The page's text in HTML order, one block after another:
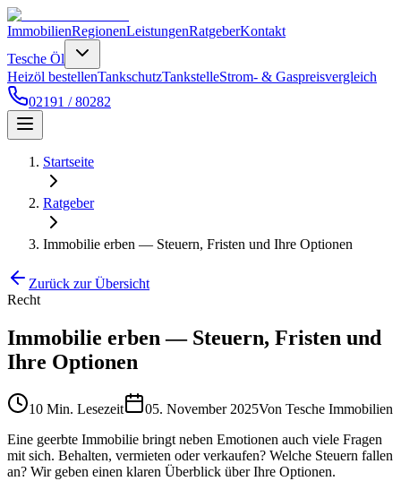
ImmobilienRegionenLeistungenRatgeberKontakt
Tesche Öl
Heizöl bestellenTankschutzTankstelleStrom- & Gaspreisvergleich
02191 / 80282
Startseite
Ratgeber
Immobilie erben — Steuern, Fristen und Ihre Optionen
Zurück zur Übersicht
Recht
Immobilie erben — Steuern, Fristen und
Ihre Optionen
10 Min. Lesezeit 05. November 2025Von Tesche Immobilien
Eine geerbte Immobilie bringt neben Emotionen auch viele Fragen
mit sich. Behalten, vermieten oder verkaufen? Welche Steuern fallen
an? Wir geben einen klaren Überblick über Ihre Optionen.